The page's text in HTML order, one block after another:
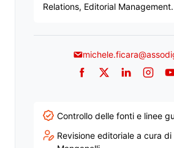
Relations, Editorial Management.
Facebook
TwitterLinkedIn
Controllo delle fonti e linee
Revisione editoriale a cura